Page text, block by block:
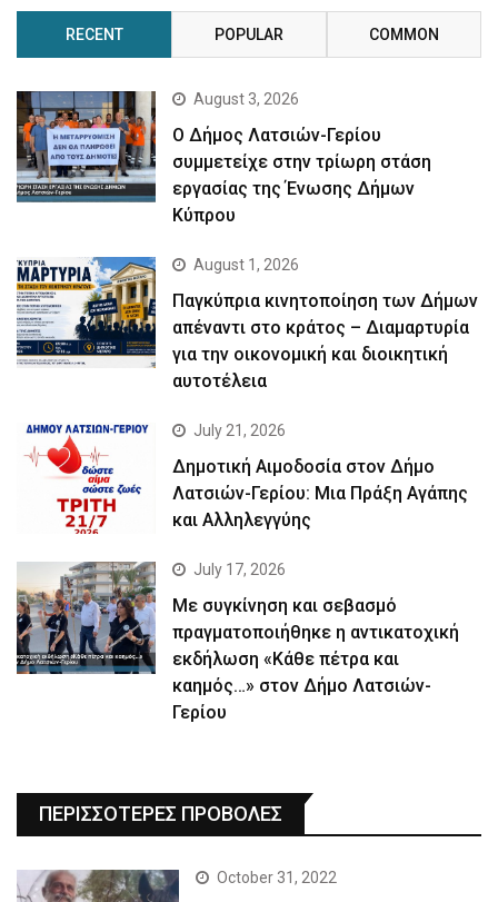
RECENT POPULAR COMMON
August 3, 2026
Ο Δήμος Λατσιών-Γερίου
συμμετείχε στην τρίωρη στάση
εργασίας της Ένωσης Δήμων
Κύπρου
August 1, 2026
Παγκύπρια κινητοποίηση των Δήμων
απέναντι στο κράτος – Διαμαρτυρία
για την οικονομική και διοικητική
αυτοτέλεια
July 21, 2026
Δημοτική Αιμοδοσία στον Δήμο
Λατσιών-Γερίου: Μια Πράξη Αγάπης
και Αλληλεγγύης
July 17, 2026
Με συγκίνηση και σεβασμό
πραγματοποιήθηκε η αντικατοχική
εκδήλωση «Κάθε πέτρα και
καημός…» στον Δήμο Λατσιών-
Γερίου
ΠΕΡΙΣΣΟΤΕΡΕΣ ΠΡΟΒΟΛΕΣ
October 31, 2022